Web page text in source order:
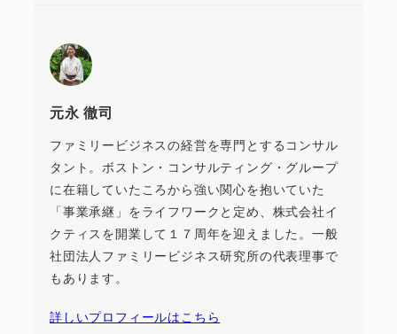
元永 徹司
ファミリービジネスの経営を専門とするコンサル
タント。ボストン・コンサルティング・グループ
に在籍していたころから強い関心を抱いていた
「事業承継」をライフワークと定め、株式会社イ
クティスを開業して１７周年を迎えました。一般
社団法人ファミリービジネス研究所の代表理事で
もあります。
詳しいプロフィールはこちら